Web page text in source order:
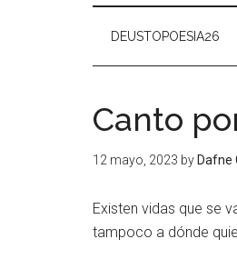
DEUSTOPOESIA26
Canto
12 mayo, 2023 by Dafne
Existen vidas que se
tampoco a dónde